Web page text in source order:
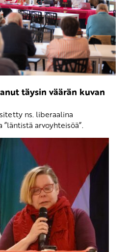
täysin väärän kuvan
ns. liberaalina
arvoyhteisöä”.